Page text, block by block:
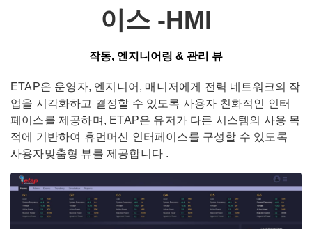
이스 -HMI
작동, 엔지니어링 & 관리 뷰
ETAP은 운영자, 엔지니어, 매니저에게 전력 네트워크의 작
업을 시각화하고 결정할 수 있도록 사용자 친화적인 인터
페이스를 제공하며, ETAP은 유저가 다른 시스템의 사용 목
적에 기반하여 휴먼머신 인터페이스를 구성할 수 있도록
사용자맞춤형 뷰를 제공합니다 .